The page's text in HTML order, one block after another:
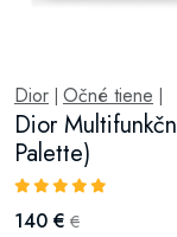
Dior Očné tiene
Dior
Palette)
140 € €